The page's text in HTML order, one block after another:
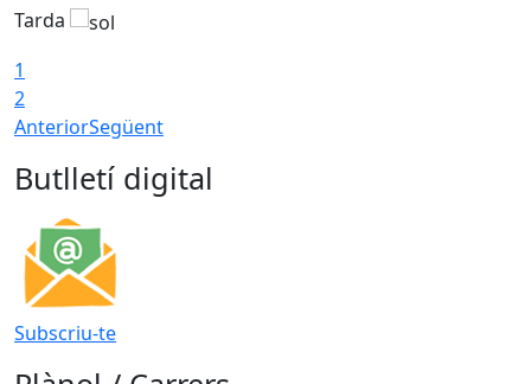
Tarda
1
2
AnteriorSegüent
Butlletí digital
Subscriu-te